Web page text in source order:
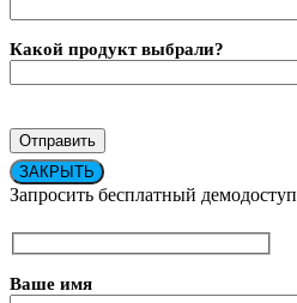
Какой продукт выбрали?
ЗАКРЫТЬ
Запросить бесплатный демодоступ
Ваше имя